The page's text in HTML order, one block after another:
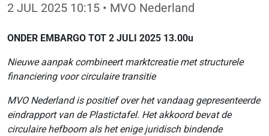
2 JUL 2025 10:15 • MVO Nederland
ONDER EMBARGO TOT 2 JULI 2025 13.00u
Nieuwe aanpak combineert marktcreatie met structurele
financiering voor circulaire transitie
MVO Nederland is positief over het vandaag gepresenteerde
eindrapport van de Plastictafel. Het akkoord bevat de
circulaire hefboom als het enige juridisch bindende